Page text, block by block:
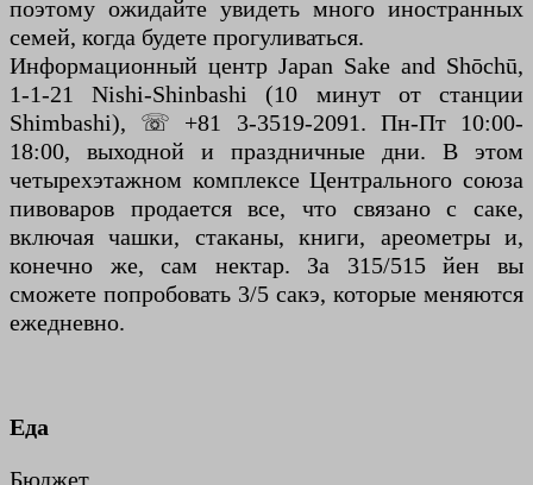
поэтому ожидайте увидеть много иностранных
семей, когда будете прогуливаться.
Информационный центр Japan Sake and Shōchū,
1-1-21 Nishi-Shinbashi (10 минут от станции
Shimbashi), ☏ +81 3-3519-2091. Пн-Пт 10:00-
18:00, выходной и праздничные дни. В этом
четырехэтажном комплексе Центрального союза
пивоваров продается все, что связано с саке,
включая чашки, стаканы, книги, ареометры и,
конечно же, сам нектар. За 315/515 йен вы
сможете попробовать 3/5 сакэ, которые меняются
ежедневно.
Еда
Бюджет